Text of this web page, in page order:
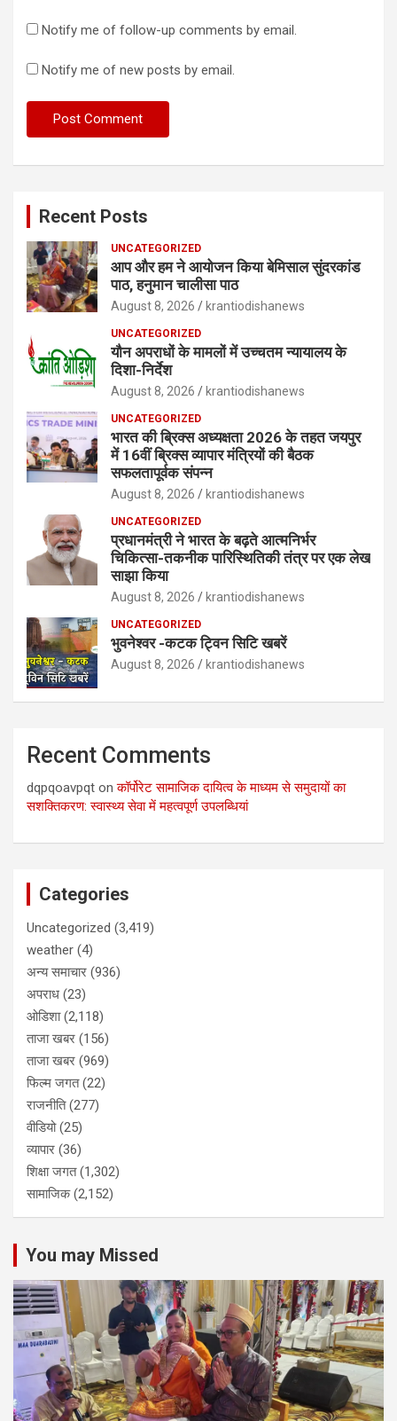
Notify me of follow-up comments by email.
Notify me of new posts by email.
Recent Posts
UNCATEGORIZED
आप और हम ने आयोजन किया बेमिसाल सुंदरकांड
पाठ, हनुमान चालीसा पाठ
August 8, 2026 krantiodishanews
UNCATEGORIZED
यौन अपराधों के मामलों में उच्चतम न्यायालय के
दिशा-निर्देश
August 8, 2026 krantiodishanews
UNCATEGORIZED
भारत की ब्रिक्‍स अध्यक्षता 2026 के तहत जयपुर
में 16वीं ब्रिक्‍स व्यापार मंत्रियों की बैठक
सफलतापूर्वक संपन्न
August 8, 2026 krantiodishanews
UNCATEGORIZED
प्रधानमंत्री ने भारत के बढ़ते आत्मनिर्भर
चिकित्सा-तकनीक पारिस्थितिकी तंत्र पर एक लेख
साझा किया
August 8, 2026 krantiodishanews
UNCATEGORIZED
भुवनेश्वर -कटक ट्विन सिटि खबरें
August 8, 2026 krantiodishanews
Recent Comments
dqpqoavpqt onकॉर्पोरेट सामाजिक दायित्व के माध्यम से समुदायों का
सशक्तिकरण: स्वास्थ्य सेवा में महत्वपूर्ण उपलब्धियां
Categories
Uncategorized (3,419)
weather (4)
अन्य समाचार (936)
अपराध (23)
ओडिशा(2,118)
ताजा खबर (156)
ताजा खबर (969)
फिल्म जगत(22)
राजनीति(277)
वीडियो(25)
व्यापार (36)
शिक्षा जगत(1,302)
सामाजिक(2,152)
You may Missed